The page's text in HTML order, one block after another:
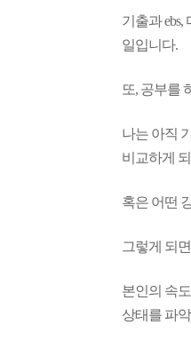
기출과
일입니다.
또, 공부를
나는 아직
비교하게
혹은 어떤
그렇게 되
본인의 속
상태를 파